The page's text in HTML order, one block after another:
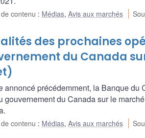
contenu : Médias, Avis aux marchés
des prochaines
du Canada
annoncé précédemment, la Banque du
gouvernement du Canada sur le
contenu : Médias, Avis aux marchés